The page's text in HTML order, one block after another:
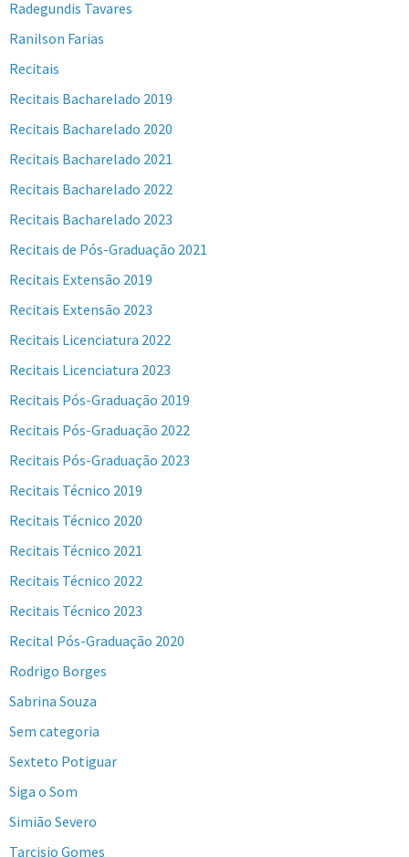
Radegundis Tavares
Ranilson Farias
Recitais
Recitais Bacharelado 2019
Recitais Bacharelado 2020
Recitais Bacharelado 2021
Recitais Bacharelado 2022
Recitais Bacharelado 2023
Recitais de Pós-Graduação 2021
Recitais Extensão 2019
Recitais Extensão 2023
Recitais Licenciatura 2022
Recitais Licenciatura 2023
Recitais Pós-Graduação 2019
Recitais Pós-Graduação 2022
Recitais Pós-Graduação 2023
Recitais Técnico 2019
Recitais Técnico 2020
Recitais Técnico 2021
Recitais Técnico 2022
Recitais Técnico 2023
Recital Pós-Graduação 2020
Rodrigo Borges
Sabrina Souza
Sem categoria
Sexteto Potiguar
Siga o Som
Simião Severo
Tarcisio Gomes